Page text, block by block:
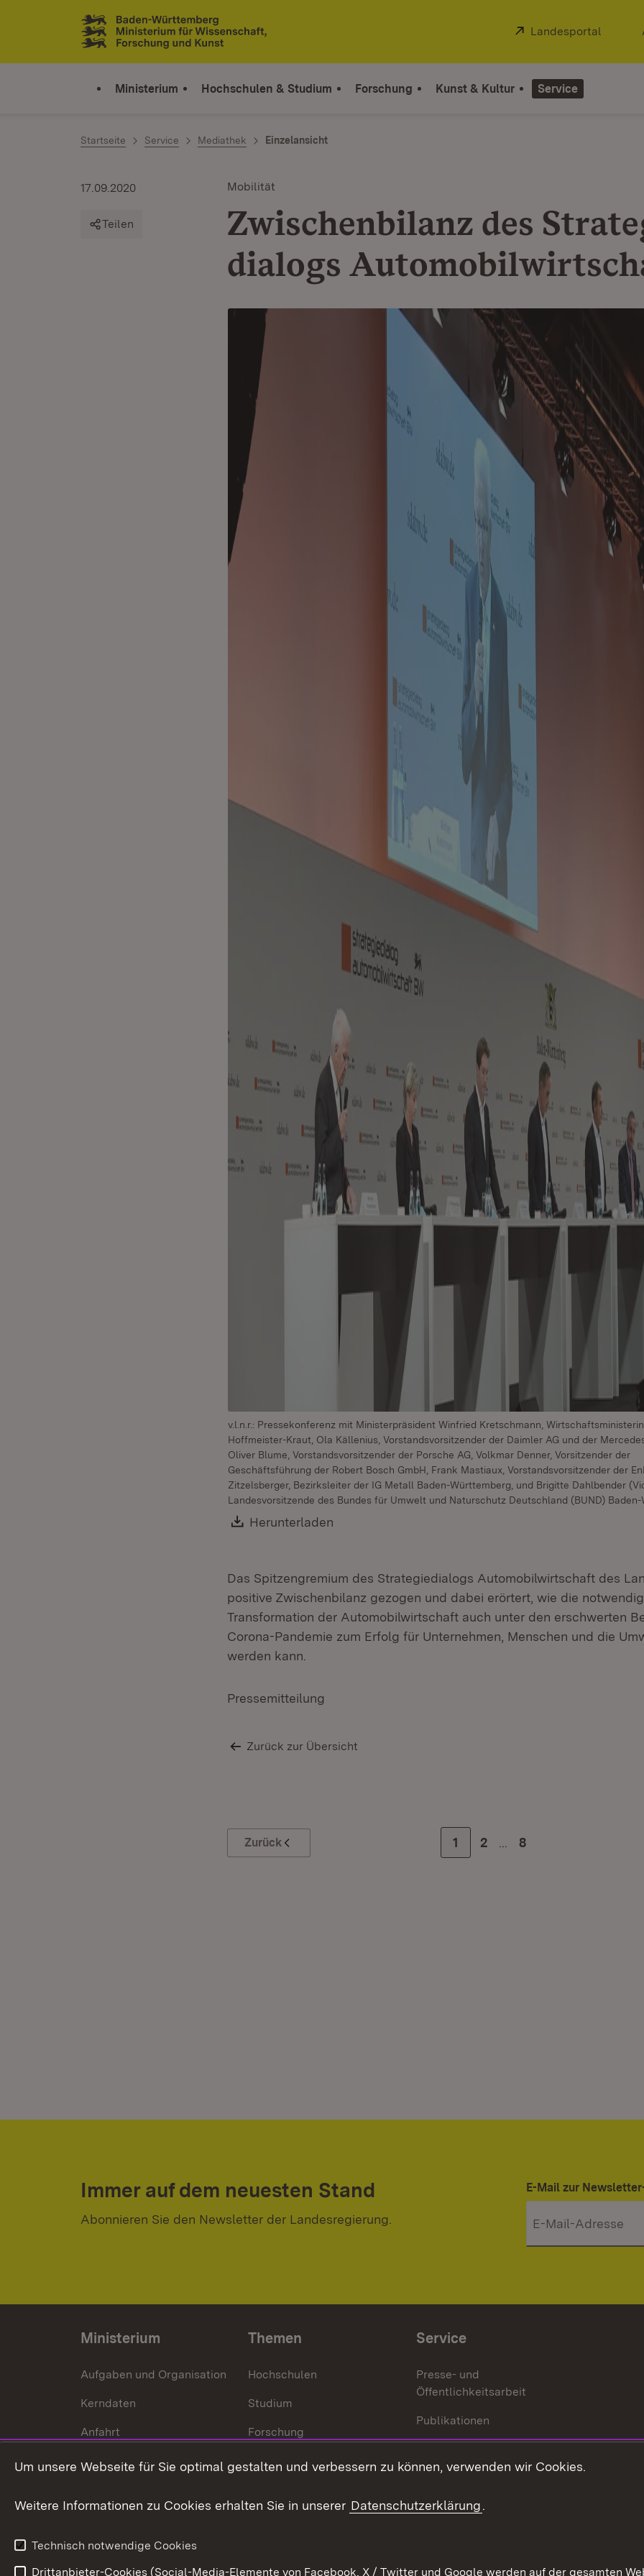
Zum Inhalt springen
Link zur Startseite
Extern:
Landesportal
Ministerium Hochschulen & Studium Forschung Kunst & Kultur Service
Startseite Service Mediathek Einzelansicht
Mobilität
Zwischenbilanz des
dialogs
17.09.2020
Teilen
v.l.n.r.: Pressekonferenz mit Ministerpräsident Winfried Kretschmann,
Hoffmeister-Kraut, Ola Källenius, Vorstandsvorsitzender der Daimler AG und der
Oliver Blume, Vorstandsvorsitzender der Porsche AG, Volkmar Denner, Vorsitzender der
Geschäftsführung der Robert Bosch GmbH, Frank Mastiaux, Vorstandsvorsitzender der
Zitzelsberger, Bezirksleiter der IG Metall Baden-Württemberg, und Brigitte Dahlbender
Landesvorsitzende des Bundes für Umwelt und Naturschutz Deutschland (BUND)
Download:
Herunterladen
Das Spitzengremium des Strategiedialogs Automobilwirtschaft des
positive Zwischenbilanz gezogen und dabei erörtert, wie die
Transformation der Automobilwirtschaft auch unter den erschwerten
Corona-Pandemie zum Erfolg für Unternehmen, Menschen und die
werden kann.
Pressemitteilung
Zurück zur Übersicht
Zurück Zur Seite
1 Zur Seite
2 Zur letzten Seite
8
Immer auf dem neuesten Stand
Abonnieren Sie den Newsletter der Landesregierung.
E-Mail zur
Ministerium
Aufgaben und Organisation
Kerndaten
Anfahrt
Themen
Hochschulen
Studium
Forschung
Internationales
Service
Presse- und
Öffentlichkeitsarbeit
Publikationen
Mediathek
Ausschreibungen
Um unsere Webseite für Sie optimal gestalten und verbessern zu können, verwenden wir Cookies.
Weitere Informationen zu Cookies erhalten Sie in unserer Datenschutzerklärung.
Technisch notwendige Cookies
Drittanbieter-Cookies (Social-Media-Elemente von Facebook, X / Twitter und Google werden auf der gesamten